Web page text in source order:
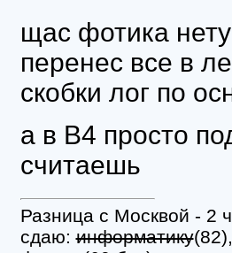
щас фотика
перенес все в
скобки лог по
а в В4 просто
считаешь
Разница с Москвой - 2
сдаю:информатику